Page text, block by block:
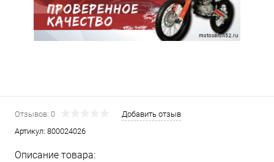
Отзывов: 0
Добавить отзыв
Артикул: 800024026
Описание товара: